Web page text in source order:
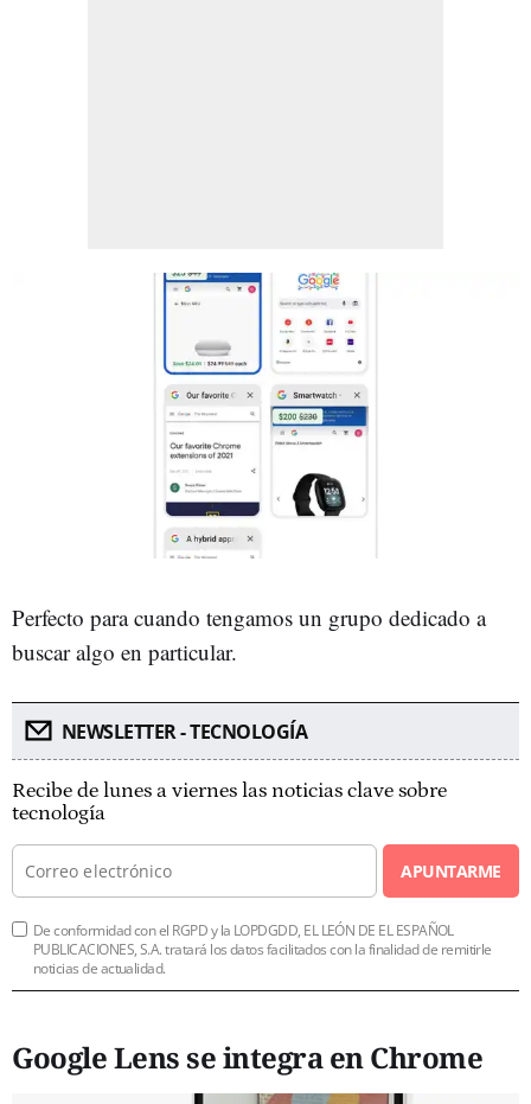
Perfecto para cuando tengamos un grupo dedicado a
buscar algo en particular.
NEWSLETTER - TECNOLOGÍA
Recibe de lunes a viernes las noticias clave sobre
tecnología
APUNTARME
De conformidad con el RGPD y la LOPDGDD, EL LEÓN DE EL ESPAÑOL
PUBLICACIONES, S.A. tratará los datos facilitados con la finalidad de remitirle
noticias de actualidad.
Google Lens se integra en Chrome